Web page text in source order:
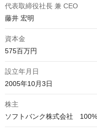
代表取締役社長 兼 CEO
藤井 宏明
資本金
575百万円
設立年月日
2005年10月3日
株主
ソフトバンク株式会社　100%